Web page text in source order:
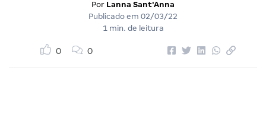
Por Lanna Sant'Anna
Publicado em 02/03/22
1 min. de leitura
0 0